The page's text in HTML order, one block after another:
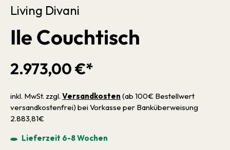
Living Divani
Ile Couchtisch
2.973,00 €*
inkl. MwSt. zzgl. Versandkosten (ab 100€ Bestellwert
versandkostenfrei) bei Vorkasse per Banküberweisung
2.883,81€
Lieferzeit 6-8 Wochen